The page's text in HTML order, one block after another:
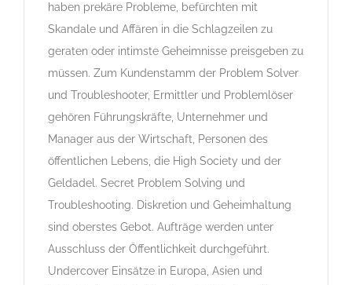
haben prekäre Probleme, befürchten mit
Skandale und Affären in die Schlagzeilen zu
geraten oder intimste Geheimnisse preisgeben zu
müssen. Zum Kundenstamm der Problem Solver
und Troubleshooter, Ermittler und Problemlöser
gehören Führungskräfte, Unternehmer und
Manager aus der Wirtschaft, Personen des
öffentlichen Lebens, die High Society und der
Geldadel. Secret Problem Solving und
Troubleshooting. Diskretion und Geheimhaltung
sind oberstes Gebot. Aufträge werden unter
Ausschluss der Öffentlichkeit durchgeführt.
Undercover Einsätze in Europa, Asien und